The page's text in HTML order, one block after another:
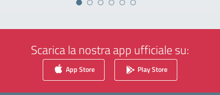
Scarica la nostra app ufficiale su:
App Store Play Store